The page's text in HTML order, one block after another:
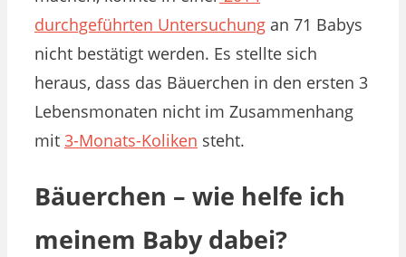
durchgeführten Untersuchung an 71 Babys
nicht bestätigt werden. Es stellte sich
heraus, dass das Bäuerchen in den ersten 3
Lebensmonaten nicht im Zusammenhang
mit 3-Monats-Koliken steht.
Bäuerchen – wie helfe ich
meinem Baby dabei?